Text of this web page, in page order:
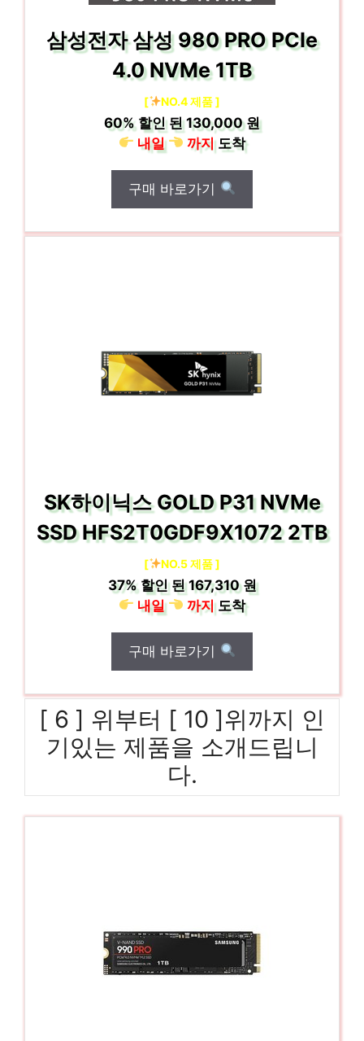
삼성전자 삼성 980 PRO PCIe
4.0 NVMe 1TB
[ NO.4 제품 ]
60% 할인 된130,000 원
내일
까지도착
구매 바로가기
SK하이닉스 GOLD P31 NVMe
SSD HFS2T0GDF9X1072 2TB
[ NO.5 제품 ]
37%할인 된167,310 원
내일
까지도착
구매 바로가기
[ 6 ] 위부터 [ 10 ]위까지 인
기있는 제품을 소개드립니
다.